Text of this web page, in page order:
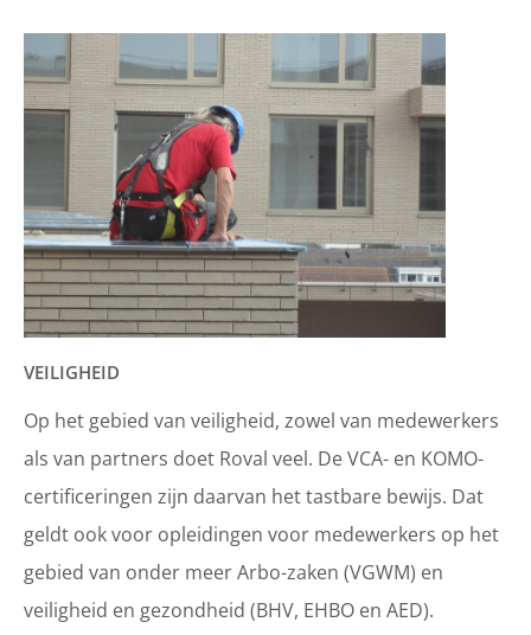
VEILIGHEID
Op het gebied van veiligheid, zowel van medewerkers
als van partners doet Roval veel. De VCA- en KOMO-
certificeringen zijn daarvan het tastbare bewijs. Dat
geldt ook voor opleidingen voor medewerkers op het
gebied van onder meer Arbo-zaken (VGWM) en
veiligheid en gezondheid (BHV, EHBO en AED).